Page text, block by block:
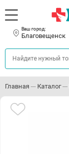
Ваш город:
Благовещенск
Главная Каталог